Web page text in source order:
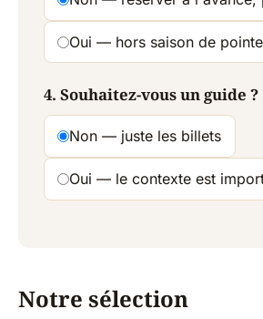
Oui — hors saison de
4. Souhaitez-vous un guide ?
Non — juste les billets
Oui — le contexte est
Notre sélection